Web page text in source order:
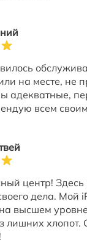
на месте, не
адекватные,
всем
центр! Здесь
дела. Мой
высшем
лишних хлопот.